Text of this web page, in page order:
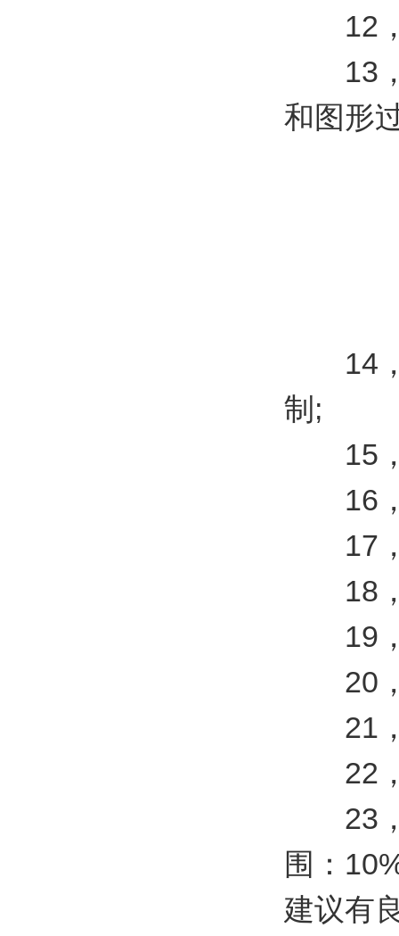
12，
13，
和图形
14，
制;
15，
16，
17，
18，
19，
20，
21，
22，
23，
围：
建议有